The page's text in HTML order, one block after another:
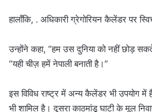
हालाँकि, . अधिकारी ग्रेगोरियन कैलेंडर पर
उन्होंने कहा, “हम उस दुनिया को नहीं छोड़
“यही चीज़ हमें नेपाली बनाती है।”
इस विविध राष्ट्र में अन्य कैलेंडर भी उपयोग में
भी शामिल है। दूसरा काठमांडू घाटी के मूल